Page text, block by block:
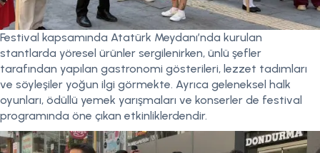
Festival kapsamında Atatürk Meydanı’nda kurulan
stantlarda yöresel ürünler sergilenirken, ünlü şefler
tarafından yapılan gastronomi gösterileri, lezzet tadımları
ve söyleşiler yoğun ilgi görmekte. Ayrıca geleneksel halk
oyunları, ödüllü yemek yarışmaları ve konserler de festival
programında öne çıkan etkinliklerdendir.